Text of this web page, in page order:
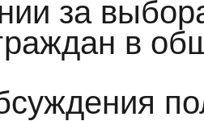
за
в